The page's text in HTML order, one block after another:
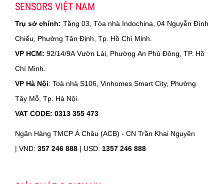
SENSORS VIỆT NAM
Trụ sở chính: Tầng 03, Tòa nhà Indochina, 04 Nguyễn Đình
Chiểu, Phường Tân Định, Tp. Hồ Chí Minh.
VP HCM: 92/14/9A Vườn Lài, Phường An Phú Đông, TP. Hồ
Chí Minh.
VP Hà Nội: Toà nhà S106, Vinhomes Smart City, Phường
Tây Mỗ, Tp. Hà Nội.
VAT CODE: 0313 355 473
Ngân Hàng TMCP Á Châu (ACB) - CN Trần Khai Nguyên
| VND: 357 246 888 | USD: 1357 246 888